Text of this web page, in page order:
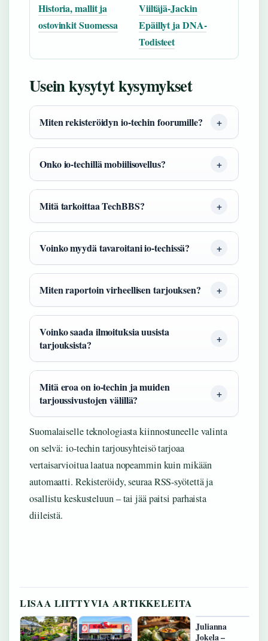
Historia, mallit ja
ostovinkit Suomessa
Viiltäjä-Jackin
Epäillyt ja DNA-
Todisteet
Usein kysytyt kysymykset
Miten rekisteröidyn io-techin foorumille?
Onko io-techillä mobiilisovellus?
Mitä tarkoittaa TechBBS?
Voinko myydä tavaroitani io-techissä?
Miten raportoin virheellisen tarjouksen?
Voinko saada ilmoituksia uusista
tarjouksista?
Mitä eroa on io-techin ja muiden
tarjoussivustojen välillä?
Suomalaiselle teknologiasta kiinnostuneelle valinta
on selvä: io-techin tarjousyhteisö tarjoaa
vertaisarvioitua laatua nopeammin kuin mikään
automaatti. Rekisteröidy, seuraa RSS-syötettä ja
osallistu keskusteluun – tai jää paitsi parhaista
diileistä.
LISAA LIITTYVIA ARTIKKELEITA
Julianna
Jokela –